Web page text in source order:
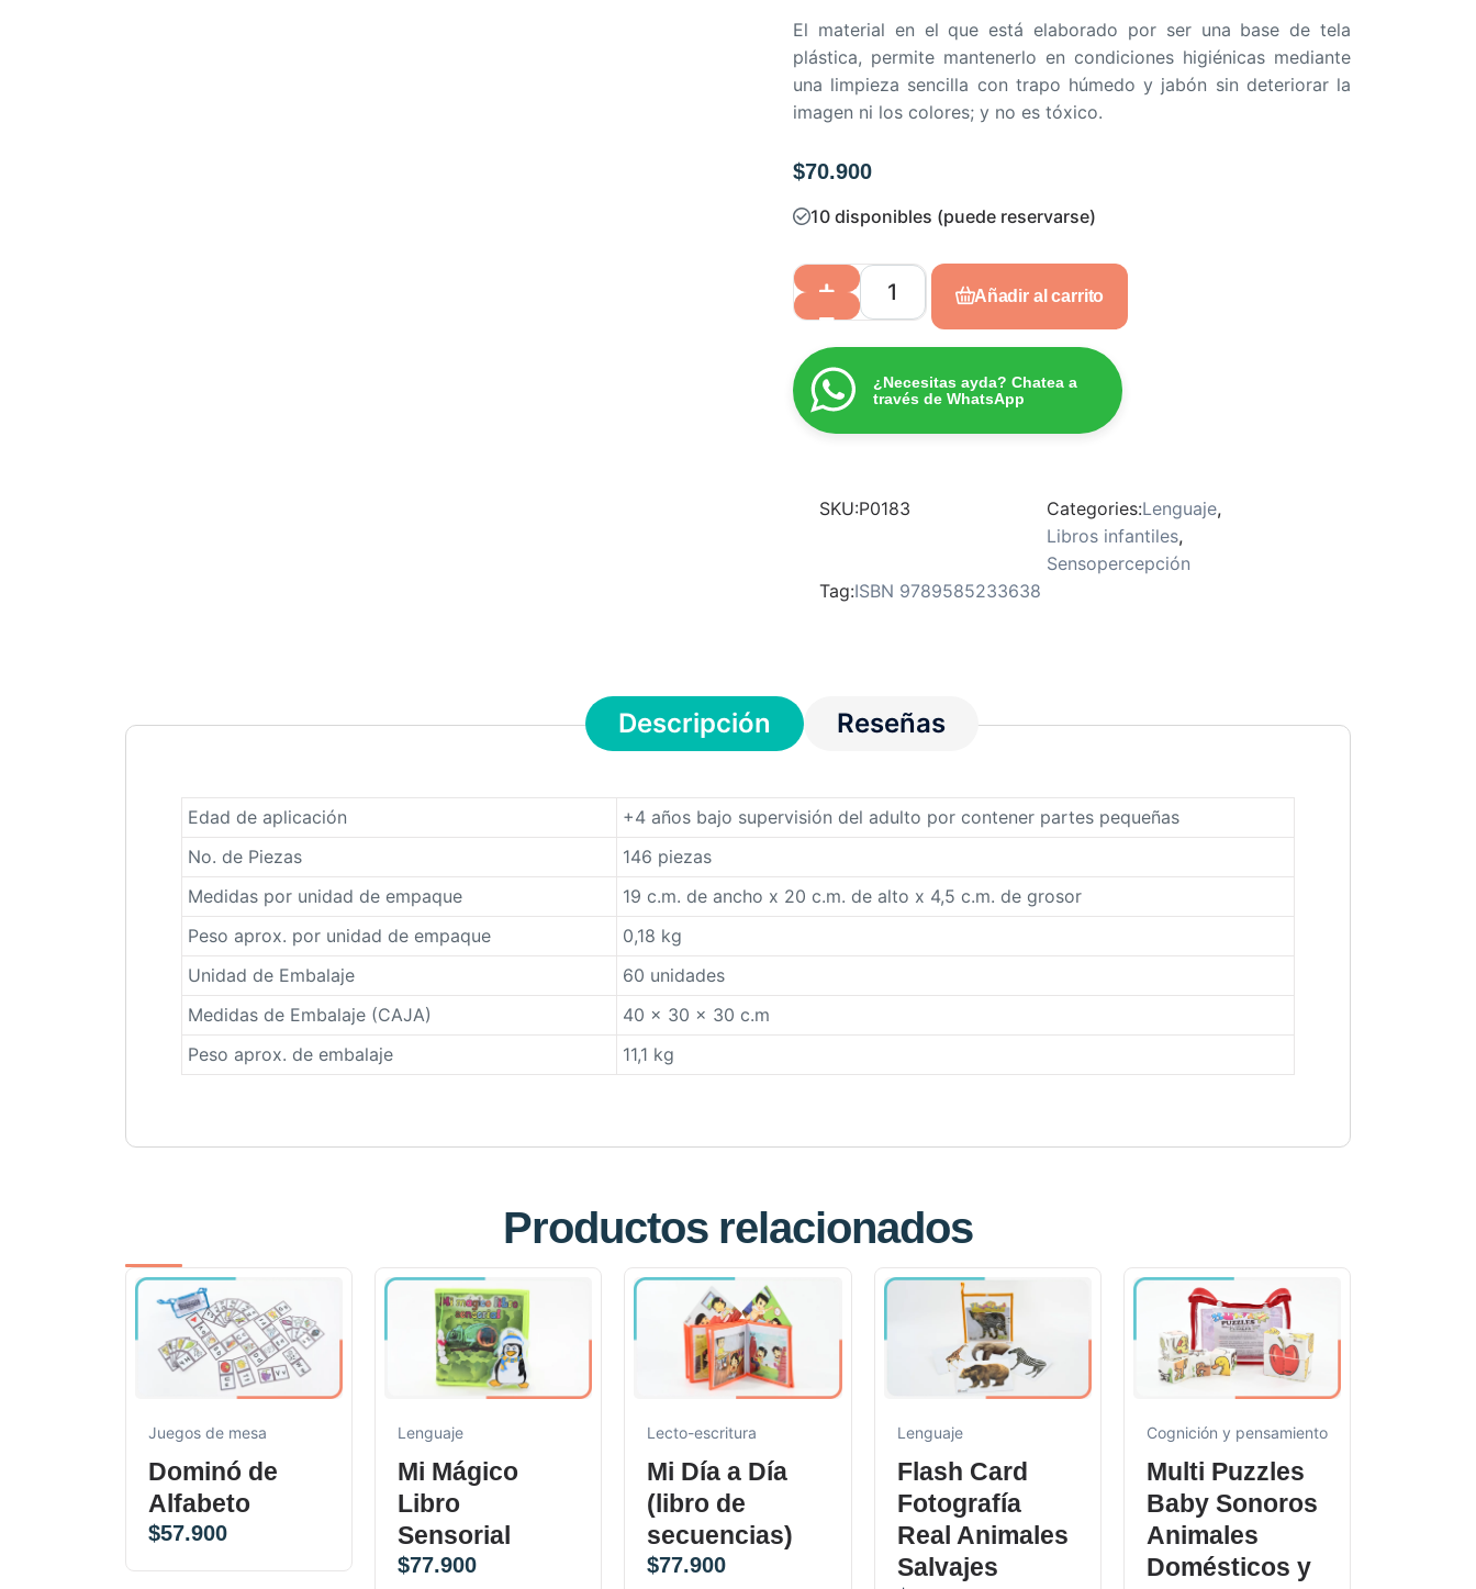
El material en el que está elaborado por ser una base de tela
plástica, permite mantenerlo en condiciones higiénicas mediante
una limpieza sencilla con trapo húmedo y jabón sin deteriorar la
imagen ni los colores; y no es tóxico.
$70.900
10 disponibles (puede reservarse)
Añadir al carrito
¿Necesitas ayda? Chatea a
través de WhatsApp
SKU:P0183 Categories:Lenguaje,
Libros infantiles,
Sensopercepción
Tag:ISBN 9789585233638
Descripción Reseñas
Edad de aplicación
+4 años bajo supervisión del adulto por contener partes pequeñas
No. de Piezas
146 piezas
Medidas por unidad de empaque
19 c.m. de ancho x 20 c.m. de alto x 4,5 c.m. de grosor
Peso aprox. por unidad de empaque
0,18 kg
Unidad de Embalaje
60 unidades
Medidas de Embalaje (CAJA)
40 x 30 x 30 c.m
Peso aprox. de embalaje
11,1 kg
Productos relacionados
Juegos de mesa
Dominó de
Alfabeto
$57.900
Lenguaje
Mi Mágico
Libro
Sensorial
$77.900
Lecto-escritura
Mi Día a Día
(libro de
secuencias)
$77.900
Lenguaje
Flash Card
Fotografía
Real Animales
Salvajes
Cognición y pensamiento
Multi Puzzles
Baby Sonoros
Animales
Domésticos y